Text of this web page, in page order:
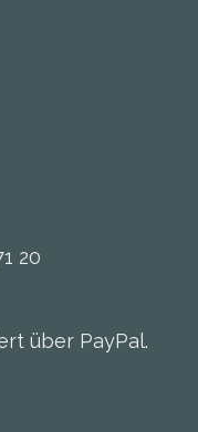
20
über PayPal.